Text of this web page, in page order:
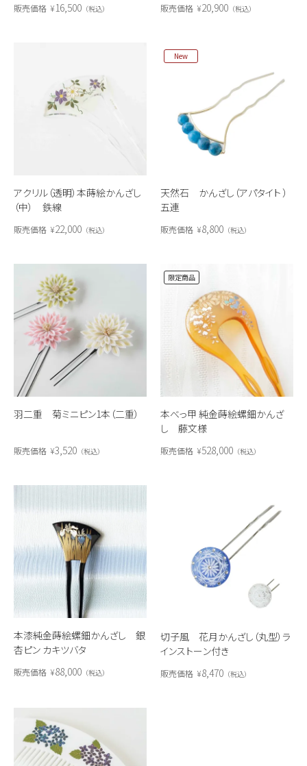
販売価格 ¥16,500 税込 販売価格 ¥20,900 税込
アクリル（透明）本蒔絵かんざし
（中） 鉄線
販売価格 ¥22,000 税込
天然石 かんざし（アパタイト ）
五連
New
販売価格 ¥8,800 税込
羽二重 菊ミニピン1本（二重）
販売価格 ¥3,520 税込
本べっ甲 純金蒔絵螺鈿かんざ
し 藤文様
限定商品
販売価格 ¥528,000 税込
本漆純金蒔絵螺鈿かんざし 銀
杏ピン カキツバタ
販売価格 ¥88,000 税込
切子風 花月かんざし（丸型）ラ
インストーン付き
販売価格 ¥8,470 税込